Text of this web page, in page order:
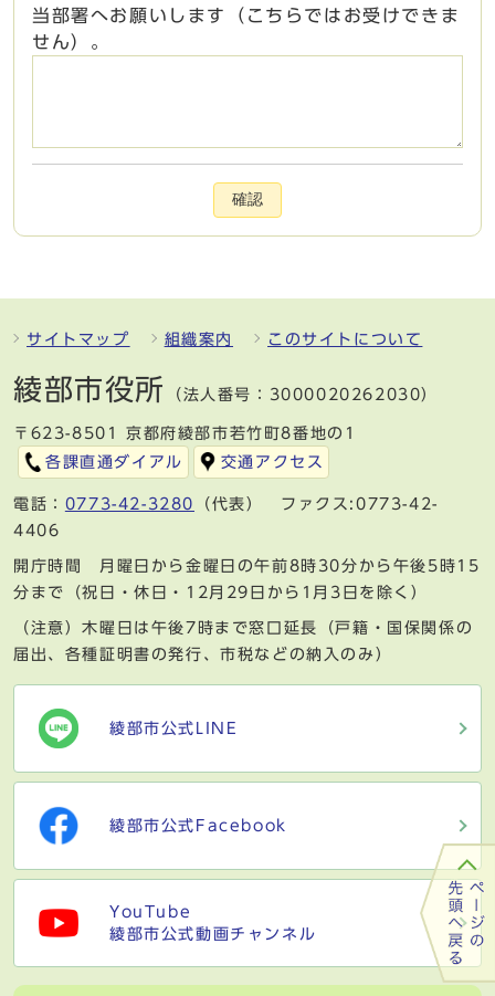
当部署へお願いします（こちらではお受けできま
せん）。
確認
サイトマップ 組織案内 このサイトについて
綾部市役所 （法人番号：3000020262030）
〒623-8501 京都府綾部市若竹町8番地の1
各課直通ダイアル
交通アクセス
電話： 0773-42-3280
（代表） ファクス:0773-42-
4406
開庁時間 月曜日から金曜日の午前8時30分から午後5時15
分まで（祝日・休日・12月29日から1月3日を除く）
（注意）木曜日は午後7時まで窓口延長（戸籍・国保関係の
届出、各種証明書の発行、市税などの納入のみ）
綾部市公式LINE
綾部市公式Facebook
YouTube
綾部市公式動画チャンネル